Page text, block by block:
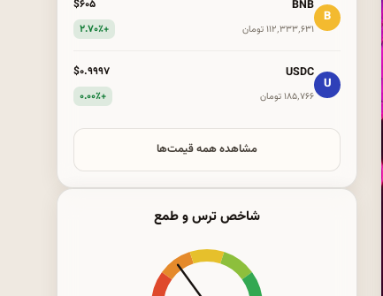
B
BNB
۱۱۲٬۳۳۳٬۶۳۱ تومان
$۶۰۵
+۲.۷۰٪
U
USDC
۱۸۵٬۷۶۶ تومان
$۰.۹۹۹۷
+۰.۰۰٪
مشاهده همه قیمت‌ها
شاخص ترس و طمع